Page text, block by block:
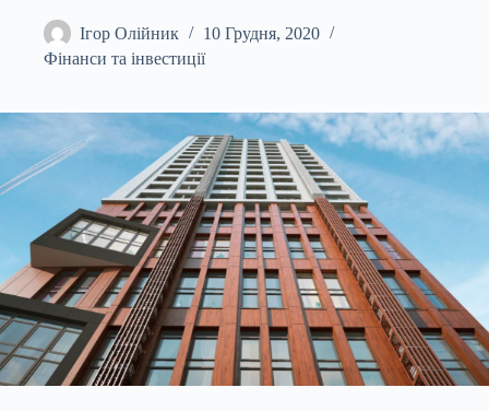
Ігор Олійник
10 Грудня, 2020
Фінанси та інвестиції